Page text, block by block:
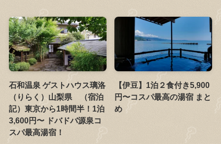
石和温泉 ゲストハウス璃洛
（りらく）山梨県 （宿泊
記）東京から1時間半！1泊
3,600円〜 ドバドバ源泉コ
スパ最高湯宿！
【伊豆】1泊２食付き5,900
円〜コスパ最高の湯宿 まと
め